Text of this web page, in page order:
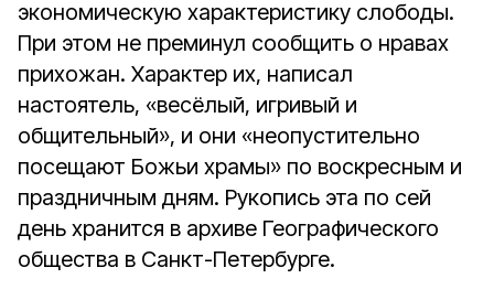
экономическую характеристику слободы.
При этом не преминул сообщить о нравах
прихожан. Характер их, написал
настоятель, «весёлый, игривый и
общительный», и они «неопустительно
посещают Божьи храмы» по воскресным и
праздничным дням. Рукопись эта по сей
день хранится в архиве Географического
общества в Санкт-Петербурге.